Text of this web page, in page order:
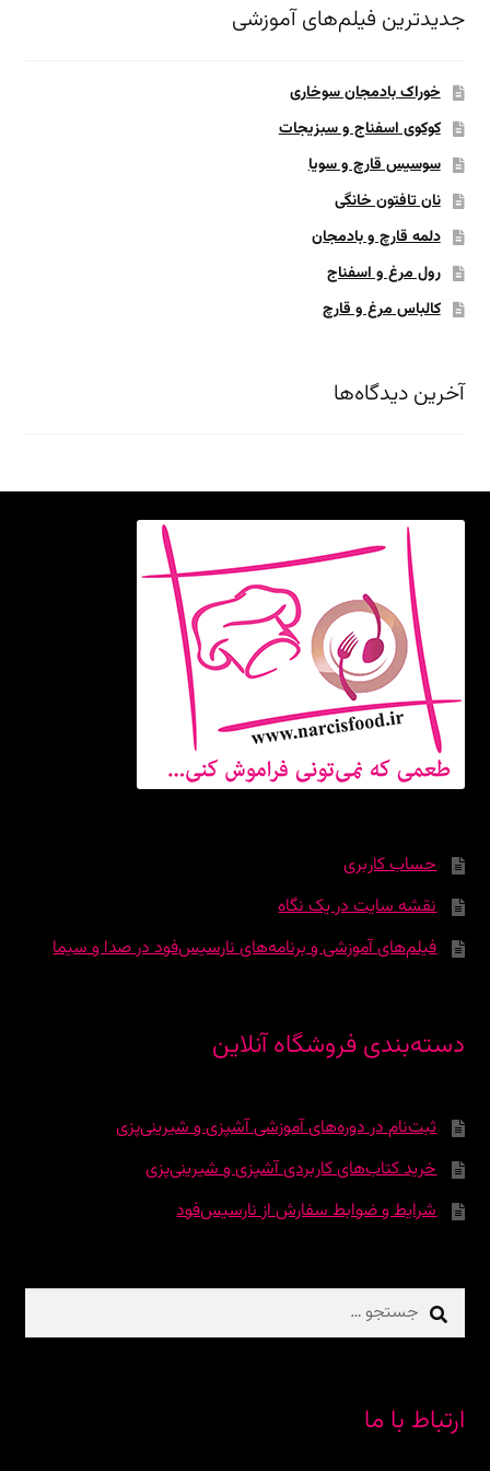
جدیدترین فیلم‌های آموزشی
خوراک بادمجان سوخاری
کوکوی اسفناج و سبزیجات
سوسیس قارچ و سویا
نان تافتون خانگی
دلمه قارچ و بادمجان
رول مرغ و اسفناج
کالباس مرغ و قارچ
آخرین دیدگاه‌ها
حساب کاربری
نقشه سایت در یک نگاه
فیلم‌های آموزشی و برنامه‌های نارسیس‌فود در صدا و سیما
دسته‌بندی فروشگاه آنلاین
ثبت‌نام در دوره‌‌های آموزشی آشپزی و شیرینی‌پزی
خرید کتاب‌های کاربردی آشپزی و شیرینی‌پزی
شرایط و ضوابط سفارش از نارسیس‌فود
جستجو
برای:
ارتباط با ما